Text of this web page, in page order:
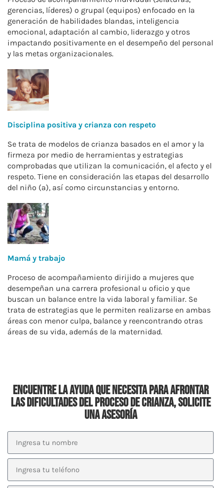
gerencias, líderes) o grupal (equipos) enfocado en la
generación de habilidades blandas, inteligencia
emocional, adaptación al cambio, liderazgo y otros
impactando positivamente en el desempeño del personal
y las metas organizacionales.
Disciplina positiva y crianza con respeto
Se trata de modelos de crianza basados en el amor y la
firmeza por medio de herramientas y estrategias
comprobadas que utilizan la comunicación, el afecto y el
respeto. Tiene en consideración las etapas del desarrollo
del niño (a), así como circunstancias y entorno.
Mamá y trabajo
Proceso de acompañamiento dirijido a mujeres que
desempeñan una carrera profesional u oficio y que
buscan un balance entre la vida laboral y familiar. Se
trata de estrategias que le permiten realizarse en ambas
áreas con menor culpa, balance y reencontrando otras
áreas de su vida, además de la maternidad.
Encuentre la ayuda que necesita para afrontar
las dificultades del proceso de crianza, solicite
una asesoría